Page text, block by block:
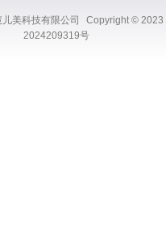
美科技有限公司 Copyright © 2023
2024209319号